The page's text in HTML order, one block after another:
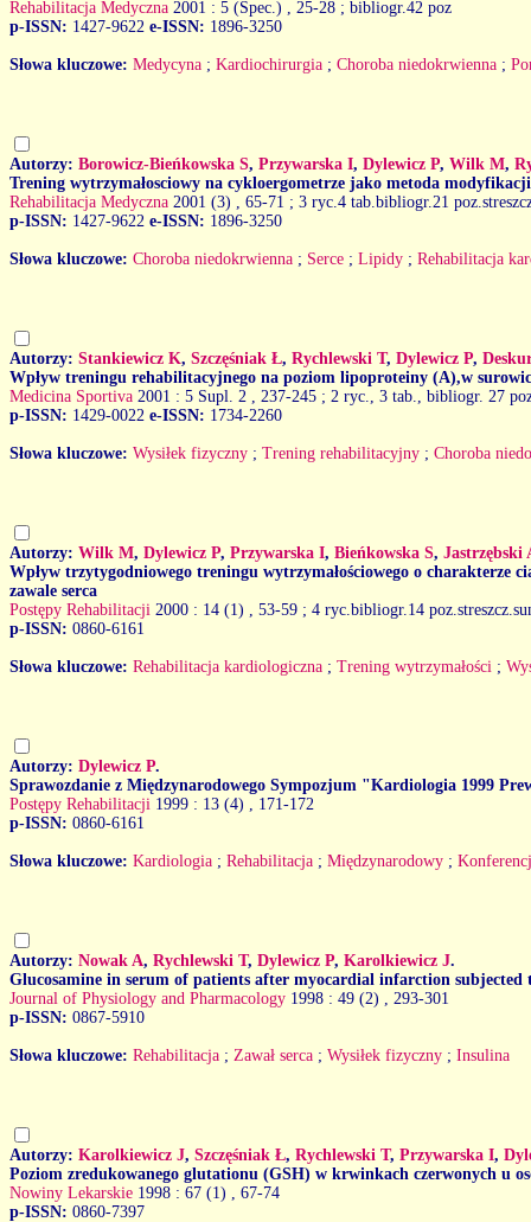
Rehabilitacja Medyczna 2001 : 5 (Spec.)
, 25-28 ; bibliogr.42 poz
p-ISSN: 1427-9622 e-ISSN: 1896-3250
Słowa kluczowe: Medycyna ; Kardiochirurgia ; Choroba niedokrwienna ;
Autorzy: Borowicz-Bieńkowska S, Przywarska I, Dylewicz P, Wilk M,
Trening wytrzymałosciowy na cykloergometrze jako metoda
Rehabilitacja Medyczna 2001 (3)
, 65-71 ; 3 ryc.4 tab.bibliogr.21
p-ISSN: 1427-9622 e-ISSN: 1896-3250
Słowa kluczowe: Choroba niedokrwienna ; Serce ; Lipidy ; Rehabilitacja
Autorzy: Stankiewicz K, Szczęśniak Ł, Rychlewski T, Dylewicz P,
Wpływ treningu rehabilitacyjnego na poziom lipoproteiny (A),w
Medicina Sportiva 2001 : 5 Supl. 2
, 237-245 ; 2 ryc., 3 tab., bibliogr. 27
p-ISSN: 1429-0022 e-ISSN: 1734-2260
Słowa kluczowe: Wysiłek fizyczny ; Trening rehabilitacyjny ; Choroba
Autorzy: Wilk M, Dylewicz P, Przywarska I, Bieńkowska S, Jastrzębski
Wpływ trzytygodniowego treningu wytrzymałościowego o
zawale serca
Postępy Rehabilitacji 2000 : 14 (1)
, 53-59 ; 4 ryc.bibliogr.14
p-ISSN: 0860-6161
Słowa kluczowe: Rehabilitacja kardiologiczna ; Trening wytrzymałości ;
Autorzy: Dylewicz P.
Sprawozdanie z Międzynarodowego Sympozjum "Kardiologia 1999
Postępy Rehabilitacji 1999 : 13 (4)
, 171-172
p-ISSN: 0860-6161
Słowa kluczowe: Kardiologia ; Rehabilitacja ; Międzynarodowy ;
Autorzy: Nowak A, Rychlewski T, Dylewicz P, Karolkiewicz J.
Glucosamine in serum of patients after myocardial infarction
Journal of Physiology and Pharmacology 1998 : 49 (2)
, 293-301
p-ISSN: 0867-5910
Słowa kluczowe: Rehabilitacja ; Zawał serca ; Wysiłek fizyczny ; Insulina
Autorzy: Karolkiewicz J, Szczęśniak Ł, Rychlewski T, Przywarska I,
Poziom zredukowanego glutationu (GSH) w krwinkach czerwonych u
Nowiny Lekarskie 1998 : 67 (1)
, 67-74
p-ISSN: 0860-7397